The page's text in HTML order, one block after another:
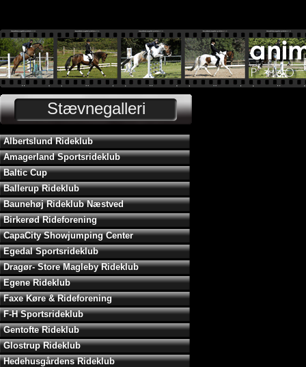
Stævnegalleri
Albertslund Rideklub
Amagerland Sportsrideklub
Baltic Cup
Ballerup Rideklub
Baunehøj Rideklub Næstved
Birkerød Rideforening
CapaCity Showjumping Center
Egedal Sportsrideklub
Dragør- Store Magleby Rideklub
Egene Rideklub
Faxe Køre & Rideforening
F-H Sportsrideklub
Gentofte Rideklub
Glostrup Rideklub
Hedehusgårdens Rideklub